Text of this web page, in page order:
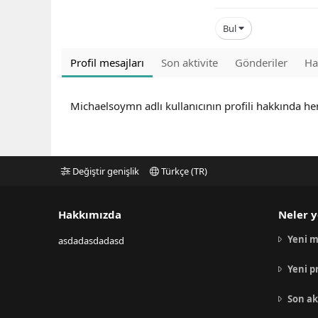
Bul
Profil mesajları Son aktivite Gönderiler
Michaelsoymn adlı kullanıcının profili hakkında
Değiştir genişlik Türkçe (TR)
Hakkımızda
asdadasdadasd
Neler
Yeni
Yeni
Son